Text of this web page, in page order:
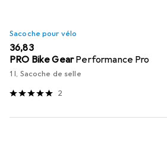
Sacoche pour vélo
EUR
36,83
PRO Bike GearPerformance Pro
1 l, Sacoche de selle
2